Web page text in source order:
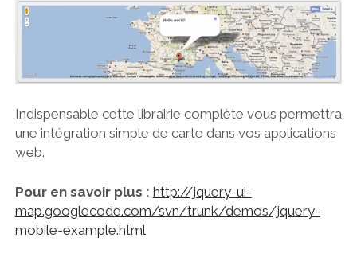
Indispensable cette librairie complète vous permettra
une intégration simple de carte dans vos applications
web.
Pour en savoir plus : http://jquery-ui-
map.googlecode.com/svn/trunk/demos/jquery-
mobile-example.html